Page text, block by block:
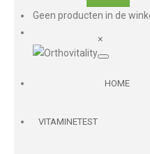
Geen producten in de
×
HOME
VITAMINETEST